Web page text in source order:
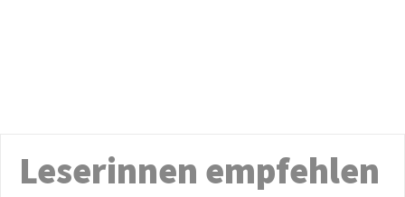
Leserinnen empfehlen